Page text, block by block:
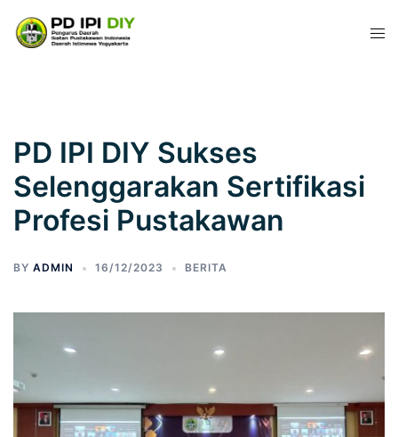
PD IPI DIY Sukses
Selenggarakan Sertifikasi
Profesi Pustakawan
BY ADMIN 16/12/2023 BERITA